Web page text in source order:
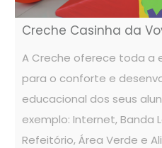
Creche Casinha da
A Creche oferece toda a
para o conforte e
educacional dos seus
exemplo: Internet, Banda
Refeitório, Área Verde